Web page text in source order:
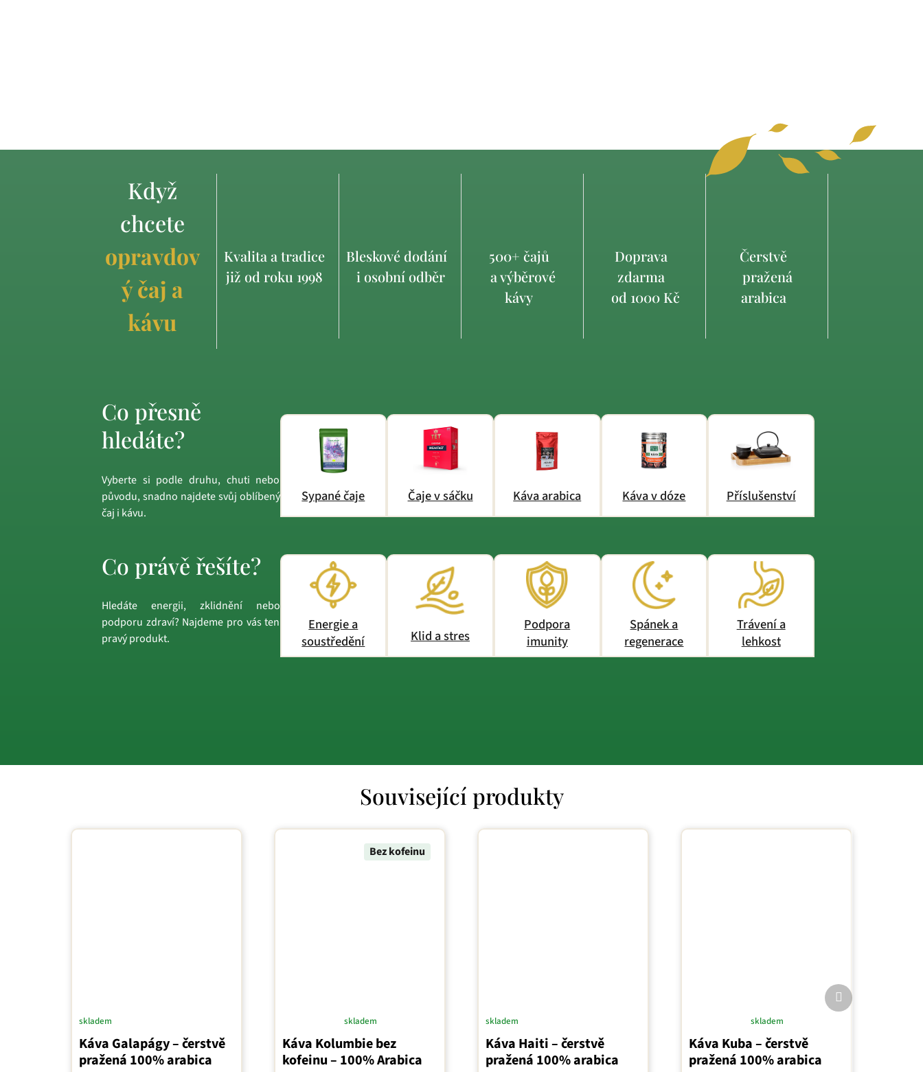
Když
chcete
opravdov
ý čaj a
kávu
Kvalita a tradice
již od roku 1998
Bleskové dodání
i osobní odběr
500+ čajů
a výběrové
kávy
Doprava
zdarma
od 1000 Kč
Čerstvě
pražená
arabica
Co přesně
hledáte?
Vyberte si podle druhu, chuti nebo
původu, snadno najdete svůj oblíbený
čaj i kávu.
Sypané čaje Čaje v sáčku Káva arabica Káva v dóze Příslušenství
Co právě řešíte?
Hledáte energii, zklidnění nebo
podporu zdraví? Najdeme pro vás ten
pravý produkt.
Energie a
soustředění
Klid a stres
Podpora
imunity
Spánek a
regenerace
Trávení a
lehkost
Související produkty
Káva Galapágy – čerstvě
pražená 100% arabica
skladem
Bez kofeinu
Káva Kolumbie bez
kofeinu – 100% Arabica
hodnocení
produktu
skladem
Káva Haiti – čerstvě
pražená 100% arabica
skladem
Káva Kuba – čerstvě
pražená 100% arabica
hodnocení
produktu
skladem
Další
produkt